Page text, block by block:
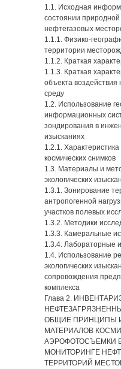
1.1. Исходная
состоянии
нефтегазовых
1.1.1. Физико-
территории
1.1.2. Краткая
1.1.3. Краткая
объекта
среду
1.2. Использование
информационных
зондирования в
изысканиях
1.2.1.
космических снимков
1.3. Материалы и
экологических
1.3.1. Зонирование
антропогенной
участков полевых
1.3.2. Методики
1.3.3. Камеральные
1.3.4. Лабораторные
1.4. Использование
экологических
сопровождения
комплекса
Глава 2.
ОБЩИЕ ПРИНЦИПЫ
МАТЕРИАЛОВ
АЭРОФОТОСЪЕМКИ
МОНИТОРИНГЕ
ТЕРРИТОРИЙ